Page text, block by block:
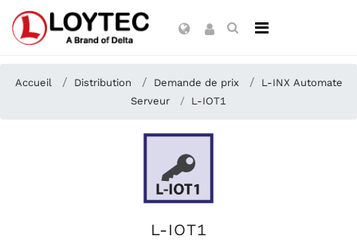
Accueil Distribution Demande de prix
L-INX Automate
Serveur
L-IOT1
L-IOT1